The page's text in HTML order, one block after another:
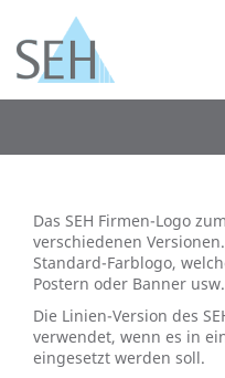
Das SEH Firmen-Logo
verschiedenen
Standard-Farblogo,
Postern oder Banner
Die Linien-Version des
verwendet, wenn es in
eingesetzt werden soll.